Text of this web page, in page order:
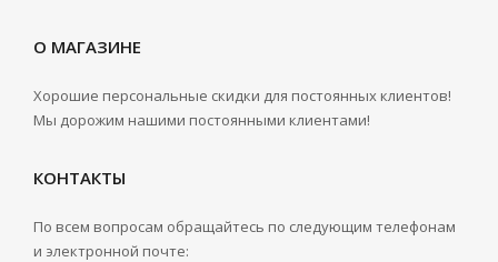
О МАГАЗИНЕ
Хорошие персональные скидки для постоянных клиентов!
Мы дорожим нашими постоянными клиентами!
КОНТАКТЫ
По всем вопросам обращайтесь по следующим телефонам
и электронной почте: